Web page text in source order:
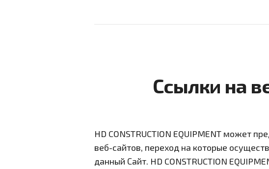
Ссылки на
HD CONSTRUCTION EQUIPMENT может
веб-сайтов, переход на которые
данный Сайт. HD CONSTRUCTION